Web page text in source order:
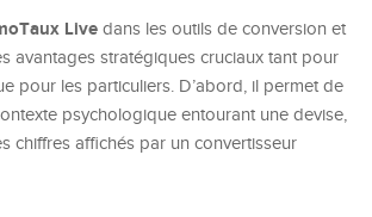
Live dans les outils de conversion et
avantages stratégiques cruciaux tant pour
pour les particuliers. D’abord, il permet de
psychologique entourant une devise,
chiffres affichés par un convertisseur